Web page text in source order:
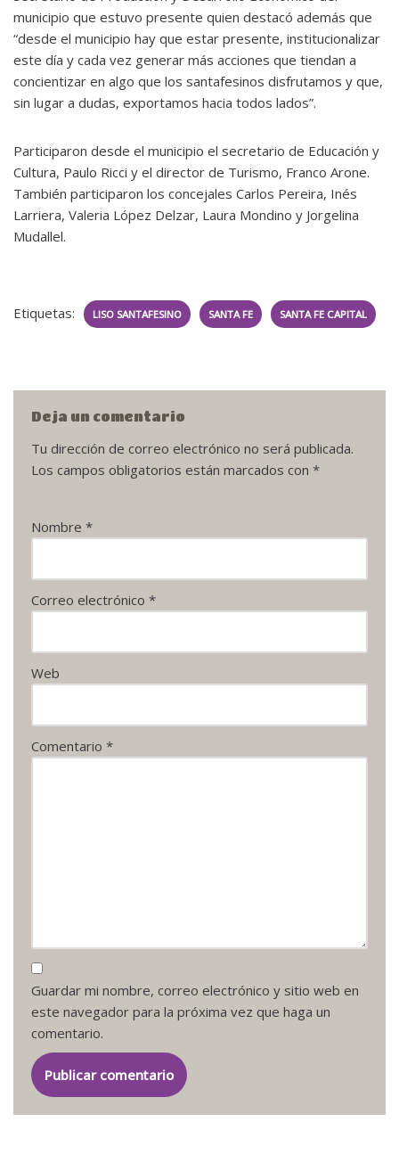
municipio que estuvo presente quien destacó además que
“desde el municipio hay que estar presente, institucionalizar
este día y cada vez generar más acciones que tiendan a
concientizar en algo que los santafesinos disfrutamos y que,
sin lugar a dudas, exportamos hacia todos lados”.
Participaron desde el municipio el secretario de Educación y
Cultura, Paulo Ricci y el director de Turismo, Franco Arone.
También participaron los concejales Carlos Pereira, Inés
Larriera, Valeria López Delzar, Laura Mondino y Jorgelina
Mudallel.
Etiquetas: LISO SANTAFESINO SANTA FE SANTA FE CAPITAL
Deja un comentario
Tu dirección de correo electrónico no será publicada.
Los campos obligatorios están marcados con *
Nombre *
Correo electrónico *
Web
Comentario *
Guardar mi nombre, correo electrónico y sitio web en
este navegador para la próxima vez que haga un
comentario.